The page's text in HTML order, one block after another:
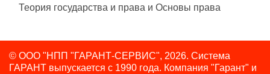
Теория государства и права и Основы права
© ООО "НПП "ГАРАНТ-СЕРВИС", 2026. Система
ГАРАНТ выпускается с 1990 года. Компания "Гарант" и